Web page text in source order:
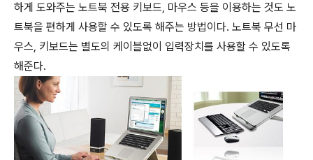
하게 도와주는 노트북 전용 키보드, 마우스 등을 이용하는 것도 노
트북을 편하게 사용할 수 있도록 해주는 방법이다. 노트북 무선 마
우스, 키보드는 별도의 케이블없이 입력장치를 사용할 수 있도록
해준다.